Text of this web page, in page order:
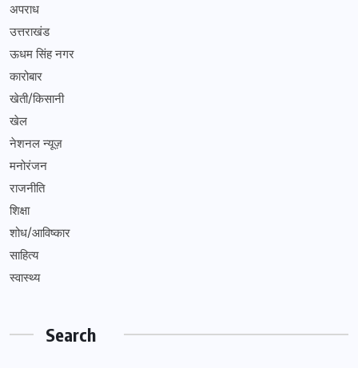
अपराध
उत्तराखंड
ऊधम सिंह नगर
कारोबार
खेती/किसानी
खेल
नेशनल न्यूज़
मनोरंजन
राजनीति
शिक्षा
शोध/आविष्कार
साहित्य
स्वास्थ्य
Search